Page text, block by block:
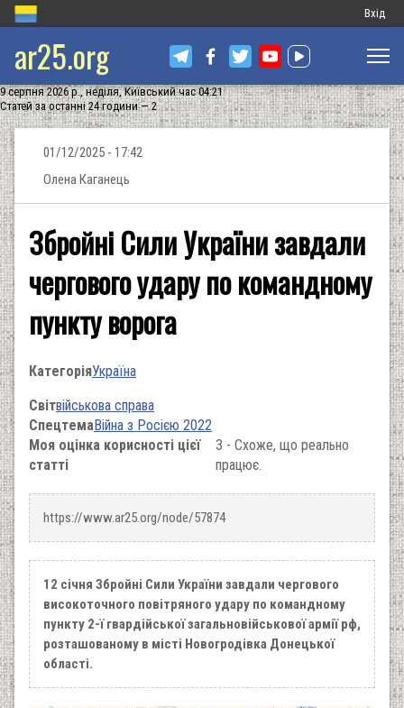
Меню
запису
Вхід
ar25.org
9 серпня 2026 р., неділя, Київський час 04:21
Статей за останні 24 години — 2
01/12/2025 - 17:42
Олена Каганець
Збройні Сили України завдали
чергового удару по командному
пункту ворога
КатегоріяУкраїна
Світвійськова справа
СпецтемаВійна з Росією 2022
Моя оцінка корисності цієї
статті
3 - Схоже, що реально
працює.
https://www.ar25.org/node/57874
12 січня Збройні Сили України завдали чергового
високоточного повітряного удару по командному
пункту 2-ї гвардійської загальновійськової армії рф,
розташованому в місті Новогродівка Донецької
області.